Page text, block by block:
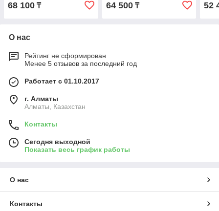
68 100 ₸ 64 500₸ 52
О нас
Рейтинг не сформирован
Менее 5 отзывов за последний год
Работает с 01.10.2017
г. Алматы
Алматы, Казахстан
Контакты
Сегодня выходной
Показать весь график работы
О нас
Контакты